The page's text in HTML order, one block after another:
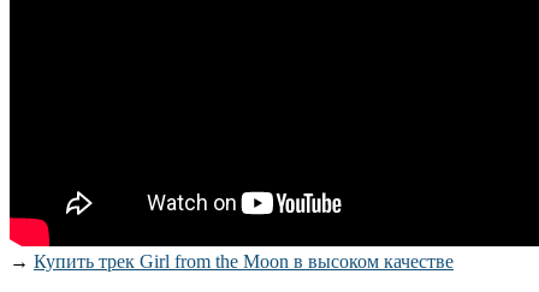
→ Купить трек Girl from the Moon в высоком качестве